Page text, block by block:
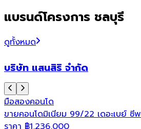
แบรนด์โครงการ ชลบุรี
ดูทั้งหมด
บริษัท แสนสิริ จำกัด
มือสองคอนโด
ขายคอนโดมิเนียม 99/22 เดอะเบย์ ซี
ราคา ฿1,236,000